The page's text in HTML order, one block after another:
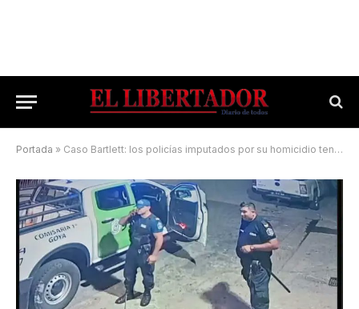
Portada » Caso Bartlett: los policías imputados por su homicidio tendrán prisión domiciliaria